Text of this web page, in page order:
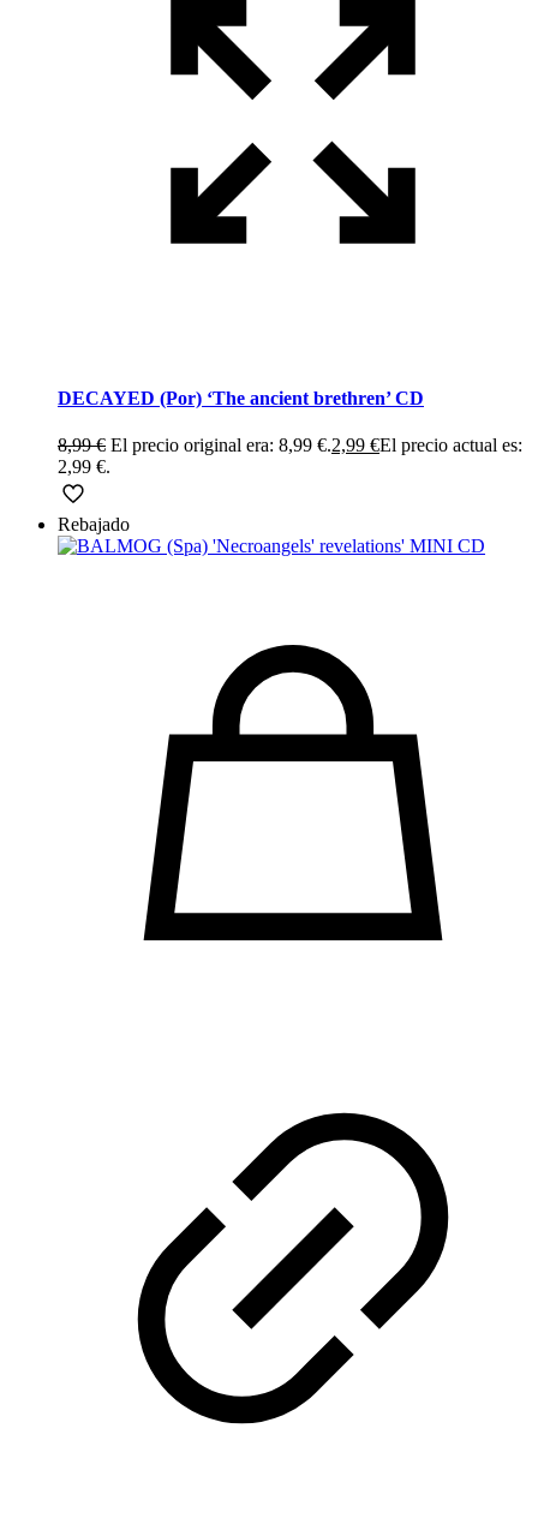
DECAYED (Por) ‘The ancient brethren’ CD
8,99€ El precio original era: 8,99 €.2,99 €El precio actual es:
2,99 €.
Rebajado